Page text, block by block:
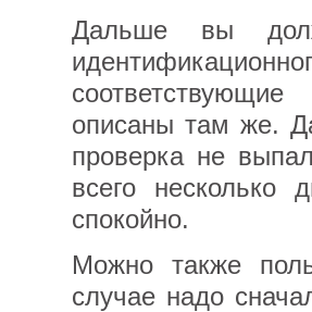
Дальше вы
описаны там же.
проверка не
всего несколько
спокойно.
Можно также
случае надо